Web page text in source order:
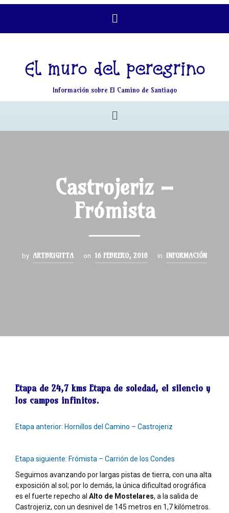
El muro del peregrino
Información sobre El Camino de Santiago
Castrojeriz –
Frómista
by ARTBRIGITTA on 16 FEBRERO, 2018 in INFORMACIÓN
Etapa de 24,7 kms Etapa de soledad, el silencio y
los campos infinitos.
Etapa anterior: Hornillos del Camino – Castrojeriz
Etapa siguiente: Frómista – Carrión de los Condes
Seguimos avanzando por largas pistas de tierra, con una alta
exposición al sol; por lo demás, la única dificultad orográfica
es el fuerte repecho al Alto de Mostelares, a la salida de
Castrojeriz, con un desnivel de 145 metros en 1,7 kilómetros.